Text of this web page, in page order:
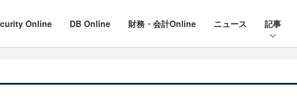
Online DB Online 財務・会計Online ニュース 記事